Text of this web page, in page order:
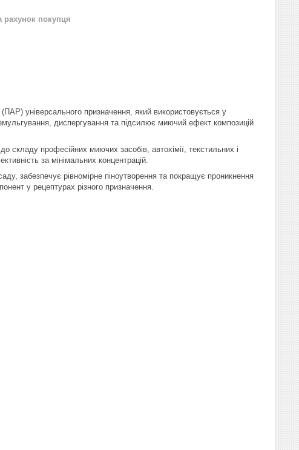
рахунок покупця
універсального призначення, який використовується у
диспергування та підсилює миючий ефект композицій
професійних миючих засобів, автохімії, текстильних і
за мінімальних концентрацій.
забезпечує рівномірне піноутворення та покращує проникнення
у рецептурах різного призначення.